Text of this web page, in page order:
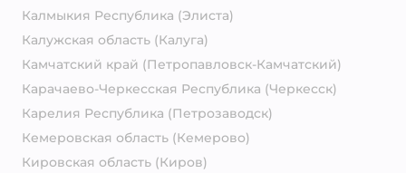
Калмыкия Республика (Элиста)
Калужская область (Калуга)
Камчатский край (Петропавловск-Камчатский)
Карачаево-Черкесская Республика (Черкесск)
Карелия Республика (Петрозаводск)
Кемеровская область (Кемерово)
Кировская область (Киров)